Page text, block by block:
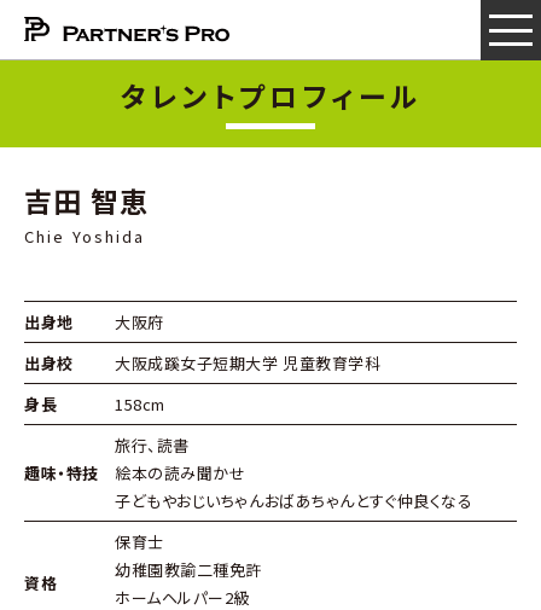
タレントプロフィール
吉田 智恵
Chie Yoshida
出身地
大阪府
出身校
大阪成蹊女子短期大学 児童教育学科
身長
158cm
趣味・特技
旅行、読書
絵本の読み聞かせ
子どもやおじいちゃんおばあちゃんとすぐ仲良くなる
資格
保育士
幼稚園教諭二種免許
ホームヘルパー2級